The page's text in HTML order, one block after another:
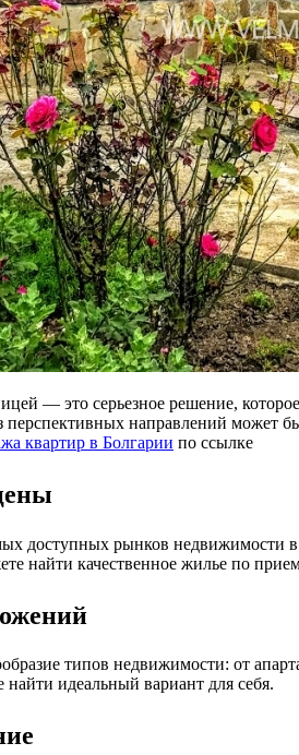
— это серьезное решение,
направлений может
квартир в Болгарии по ссылке
доступных рынков недвижимости
найти качественное жилье по
типов недвижимости: от
найти идеальный вариант для себя.